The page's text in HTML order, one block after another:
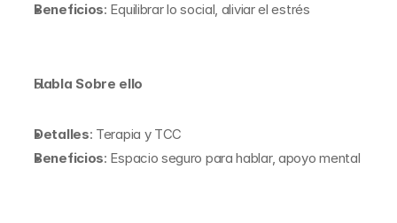
Beneficios: Equilibrar lo social, aliviar el estrés
Habla Sobre ello
Detalles: Terapia y TCC
Beneficios: Espacio seguro para hablar, apoyo mental